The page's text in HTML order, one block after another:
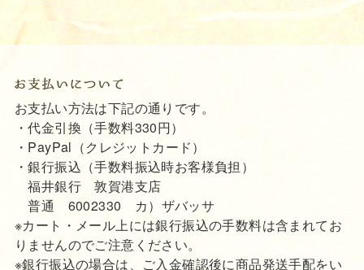
お支払い方法は下記の通りです。
・代金引換（手数料330円）
・PayPal（クレジットカード）
・銀行振込（手数料振込時お客様負担）
福井銀行 敦賀港支店
普通 6002330 カ）ザバッサ
※カート・メール上には銀行振込の手数料は含まれてお
りませんのでご注意ください。
※銀行振込の場合は、ご入金確認後に商品発送手配をい